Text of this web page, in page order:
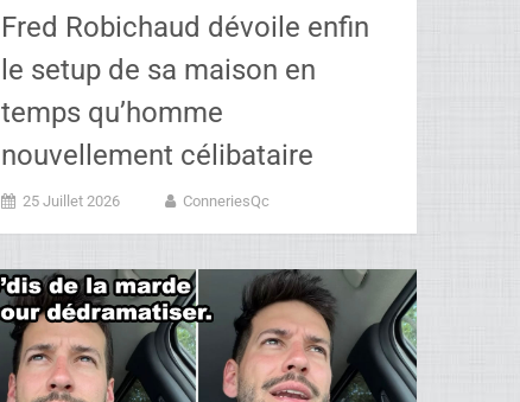
Fred Robichaud dévoile enfin
le setup de sa maison en
temps qu’homme
nouvellement célibataire
25 Juillet 2026 ConneriesQc